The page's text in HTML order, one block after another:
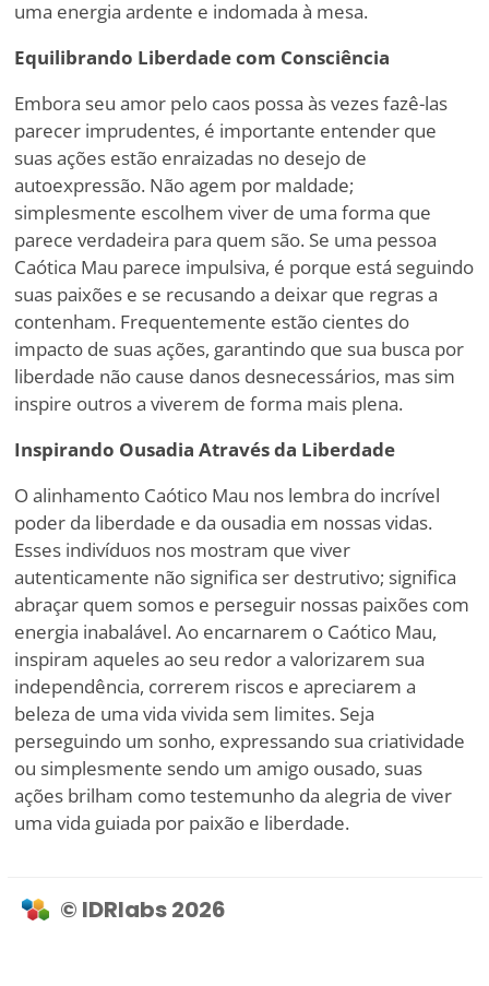
uma energia ardente e indomada à mesa.
Equilibrando Liberdade com Consciência
Embora seu amor pelo caos possa às vezes fazê-las
parecer imprudentes, é importante entender que
suas ações estão enraizadas no desejo de
autoexpressão. Não agem por maldade;
simplesmente escolhem viver de uma forma que
parece verdadeira para quem são. Se uma pessoa
Caótica Mau parece impulsiva, é porque está seguindo
suas paixões e se recusando a deixar que regras a
contenham. Frequentemente estão cientes do
impacto de suas ações, garantindo que sua busca por
liberdade não cause danos desnecessários, mas sim
inspire outros a viverem de forma mais plena.
Inspirando Ousadia Através da Liberdade
O alinhamento Caótico Mau nos lembra do incrível
poder da liberdade e da ousadia em nossas vidas.
Esses indivíduos nos mostram que viver
autenticamente não significa ser destrutivo; significa
abraçar quem somos e perseguir nossas paixões com
energia inabalável. Ao encarnarem o Caótico Mau,
inspiram aqueles ao seu redor a valorizarem sua
independência, correrem riscos e apreciarem a
beleza de uma vida vivida sem limites. Seja
perseguindo um sonho, expressando sua criatividade
ou simplesmente sendo um amigo ousado, suas
ações brilham como testemunho da alegria de viver
uma vida guiada por paixão e liberdade.
© IDRlabs 2026